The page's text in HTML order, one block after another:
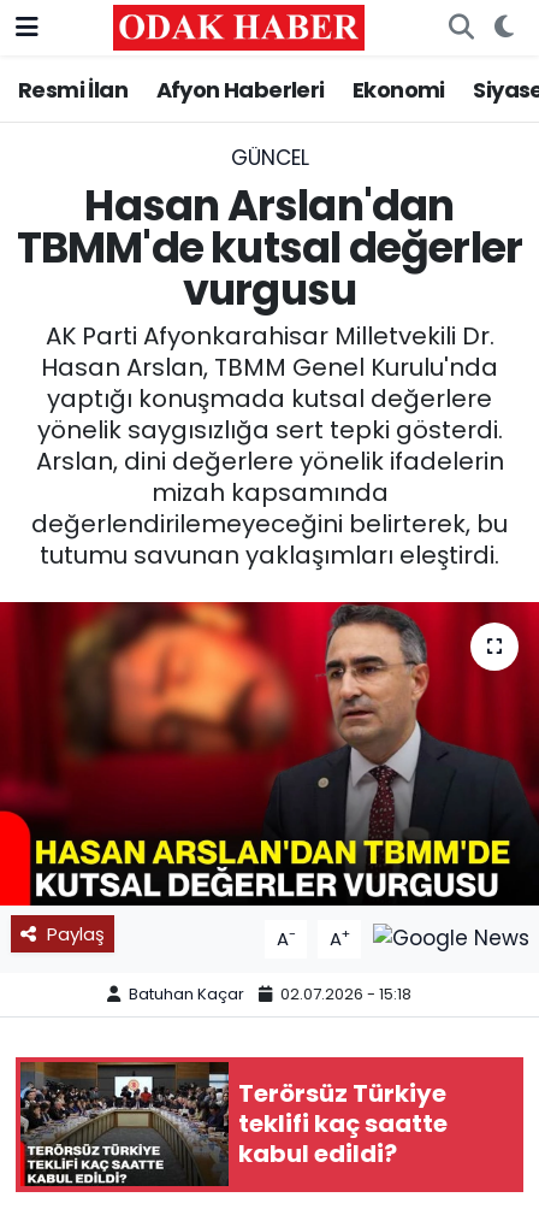
Resmi İlan Afyon Haberleri Ekonomi
GÜNCEL
Hasan Arslan'dan
TBMM'de kutsal değerler
vurgusu
AK Parti Afyonkarahisar Milletvekili Dr.
Hasan Arslan, TBMM Genel Kurulu'nda
yaptığı konuşmada kutsal değerlere
yönelik saygısızlığa sert tepki gösterdi.
Arslan, dini değerlere yönelik ifadelerin
mizah kapsamında
değerlendirilemeyeceğini belirterek, bu
tutumu savunan yaklaşımları eleştirdi.
Paylaş A- A+
Batuhan Kaçar 02.07.2026 - 15:18
Terörsüz Türkiye
teklifi kaç saatte
kabul edildi?
AFYONKARAHİSAR HABERLERİ
ASAYİŞ
SİYASET
EĞİTİM
MAGAZİN
SAĞLIK
11:11 MANŞET
Nöbetçi Eczaneler
Trafik Durumu
Süper Lig Puan Durumu ve Fikstür
Tüm Manşetler
Son Dakika Haberleri
Haber Arşivi